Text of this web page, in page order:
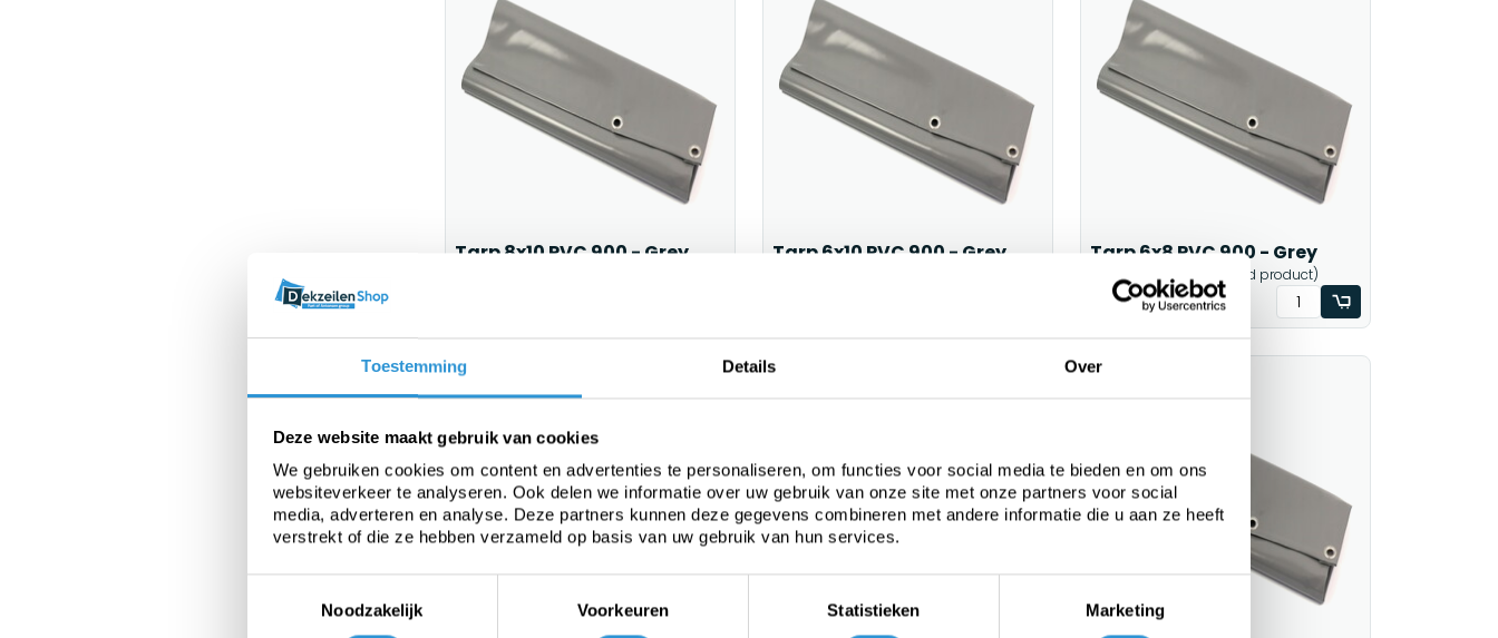
Toestemming Details Over
Deze website maakt gebruik van cookies
We gebruiken cookies om content en advertenties te personaliseren, om functies voor social media te bieden en om ons
websiteverkeer te analyseren. Ook delen we informatie over uw gebruik van onze site met onze partners voor social
media, adverteren en analyse. Deze partners kunnen deze gegevens combineren met andere informatie die u aan ze heeft
verstrekt of die ze hebben verzameld op basis van uw gebruik van hun services.
Noodzakelijk
Voorkeuren Statistieken Marketing
Tarp 8x10 PVC 900 - Grey Tarp 6x10 PVC 900 - Grey Tarp 6x8 PVC 900 - Grey
1-2 weeks (customized product)
€729,00Incl btw